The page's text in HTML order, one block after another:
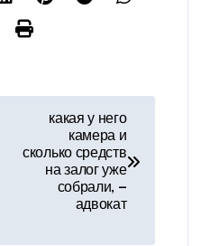
какая у него
камера и
сколько средств
на залог уже
собрали, —
адвокат